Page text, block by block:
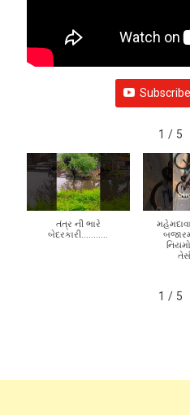
1 / 5
તંત્ર ની ભારે
બેદરકારી...........
1 / 5